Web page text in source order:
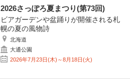
2026さっぽろ夏まつり(第73回)
ビアガーデンや盆踊りが開催される札
幌の夏の風物詩
北海道
大通公園
2026年7月23日(木)～8月18日(火)